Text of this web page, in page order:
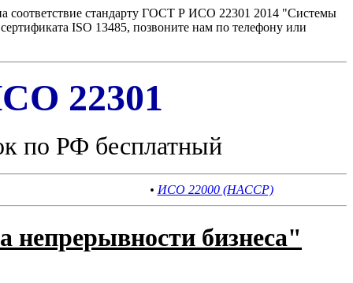
соответствие стандарту ГОСТ Р ИСО 22301 2014 "Системы
ISO 13485, позвоните нам по телефону или
22301
по РФ бесплатный
• ИСО 22000 (HACCP)
бизнеса"